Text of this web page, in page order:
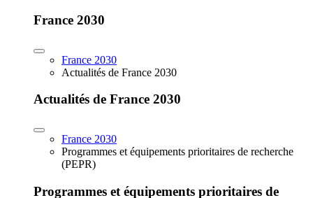
France 2030
France 2030
Actualités de France 2030
Actualités de France 2030
France 2030
Programmes et équipements prioritaires de recherche
(PEPR)
Programmes et équipements prioritaires de